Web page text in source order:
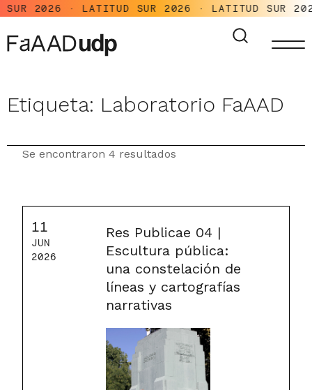
2026 · LATITUD SUR 2026 · LATITUD SUR
Etiqueta: Laboratorio FaAAD
Se encontraron 4 resultados
11
JUN
2026
Res Publicae 04 |
Escultura pública:
una constelación de
líneas y cartografías
narrativas